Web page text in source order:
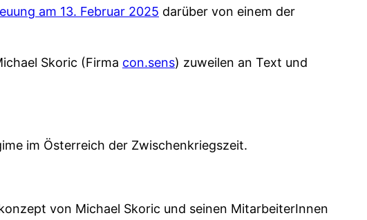
am 13. Februar 2025 darüber von einem der
Skoric (Firma con.sens) zuweilen an Text und
im Österreich der Zwischenkriegszeit.
von Michael Skoric und seinen MitarbeiterInnen